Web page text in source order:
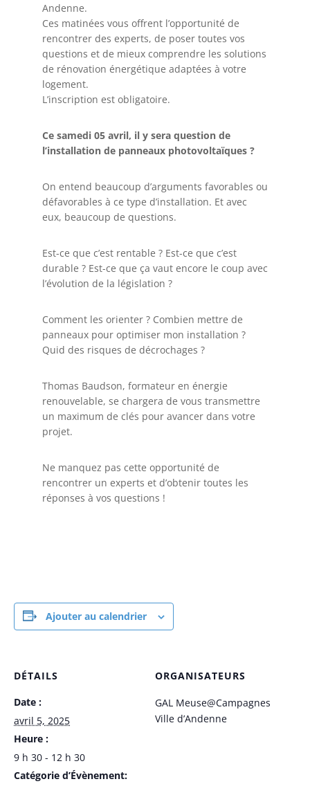
Andenne.
Ces matinées vous offrent l’opportunité de
rencontrer des experts, de poser toutes vos
questions et de mieux comprendre les solutions
de rénovation énergétique adaptées à votre
logement.
L’inscription est obligatoire.
Ce samedi 05 avril, il y sera question de
l’installation de panneaux photovoltaïques ?
On entend beaucoup d’arguments favorables ou
défavorables à ce type d’installation. Et avec
eux, beaucoup de questions.
Est-ce que c’est rentable ? Est-ce que c’est
durable ? Est-ce que ça vaut encore le coup avec
l’évolution de la législation ?
Comment les orienter ? Combien mettre de
panneaux pour optimiser mon installation ?
Quid des risques de décrochages ?
Thomas Baudson, formateur en énergie
renouvelable, se chargera de vous transmettre
un maximum de clés pour avancer dans votre
projet.
Ne manquez pas cette opportunité de
rencontrer un experts et d’obtenir toutes les
réponses à vos questions !
Ajouter au calendrier
DÉTAILS
Date :
avril 5, 2025
Heure :
9 h 30 - 12 h 30
Catégorie d’Évènement:
ORGANISATEURS
GAL Meuse@Campagnes
Ville d’Andenne